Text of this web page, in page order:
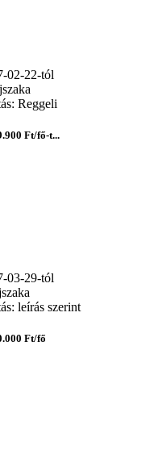
02-22-tól
Reggeli
Ft/fő-t...
03-29-tól
leírás szerint
Ft/fő